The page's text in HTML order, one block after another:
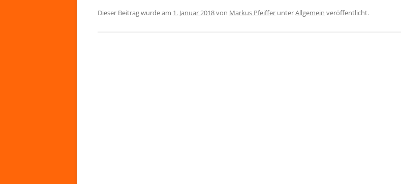
Dieser Beitrag wurde am 1. Januar 2018von Markus Pfeiffer unterAllgemein veröffentlicht.